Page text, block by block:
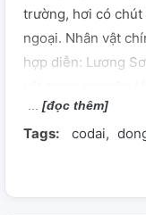
trường, hơi có chút
ngoại. Nhân vật
hợp diễn: Lương
[đọc thêm]
Tags: codai